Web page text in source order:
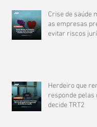
Crise de saúde
as empresas
evitar riscos
Herdeiro que
responde pelas
decide TRT2